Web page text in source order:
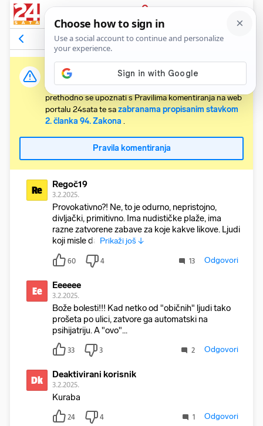
PRIJAVA
Komentari98 Relevantni
Važna obavijest:
Svaki korisnik koji želi komentirati članke obvezan je
prethodno se upoznati s Pravilima komentiranja na web
portalu 24sata te sazabranama propisanim stavkom
2. članka 94. Zakona .
Pravila komentiranja
Re Regoč19
3.2.2025.
Provokativno?! Ne, to je odurno, nepristojno,
divljački, primitivno. Ima nudističke plaže, ima
razne zatvorene zabave za koje kakve likove. Ljudi
koji misle da Prikaži još ↓
60 4 13 Odgovori
Ee Eeeeee
3.2.2025.
Bože bolesti!!! Kad netko od "običnih" ljudi tako
prošeta po ulici, zatvore ga automatski na
psihijatriju. A "ovo"...
33 3 2 Odgovori
Dk Deaktivirani korisnik
3.2.2025.
Kuraba
24 4 1 Odgovori